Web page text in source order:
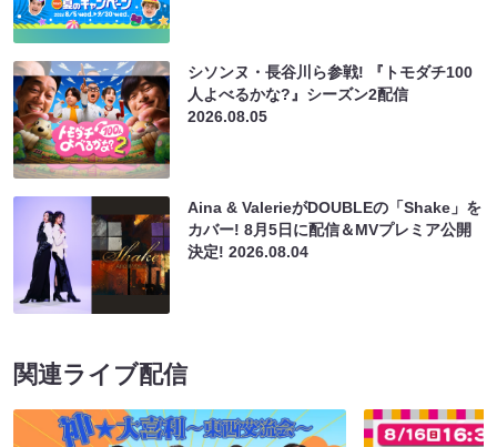
シソンヌ・長谷川ら参戦! 『トモダチ100
人よべるかな?』シーズン2配信
2026.08.05
Aina & ValerieがDOUBLEの「Shake」を
カバー! 8月5日に配信＆MVプレミア公開
決定!2026.08.04
関連ライブ配信